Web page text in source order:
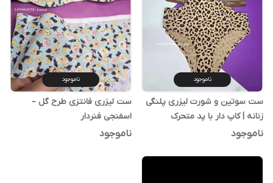
ناموجود
ست سوتین و شورت لیزری پلنگی
زنانه | کاپ دار با پد متحرک
ناموجود
ناموجود
ست لیزری فانتزی طرح گل –
اسفنجی فنردار
ناموجود